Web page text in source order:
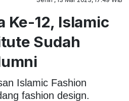
Ke-12, Islamic
Sudah
Islamic Fashion
fashion design.